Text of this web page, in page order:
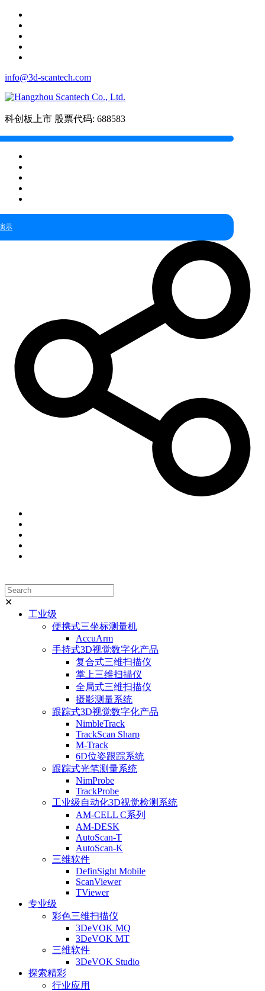
info@3d-scantech.com
科创板上市 股票代码: 688583
示
✕
工业级
便携式三坐标测量机
AccuArm
手持式3D视觉数字化产品
复合式三维扫描仪
掌上三维扫描仪
全局式三维扫描仪
摄影测量系统
跟踪式3D视觉数字化产品
NimbleTrack
TrackScan Sharp
M-Track
6D位姿跟踪系统
跟踪式光笔测量系统
NimProbe
TrackProbe
工业级自动化3D视觉检测系统
AM-CELL C系列
AM-DESK
AutoScan-T
AutoScan-K
三维软件
DefinSight Mobile
ScanViewer
TViewer
专业级
彩色三维扫描仪
3DeVOK MQ
3DeVOK MT
三维软件
3DeVOK Studio
探索精彩
行业应用